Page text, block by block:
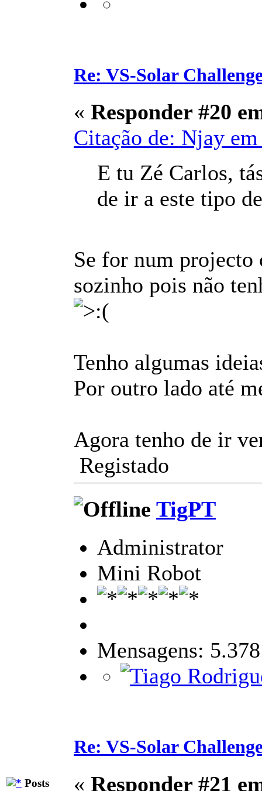
Posts
Re: VS-Solar
« Responder #20
Citação de: Njay
E tu Zé Carlos,
de ir a este tipo
Se for num
sozinho pois não
Tenho algumas
Por outro lado até
Agora tenho de ir
Registado
TigPT
Administrator
Mini Robot
Mensagens: 5.378
Re: VS-Solar
« Responder #21